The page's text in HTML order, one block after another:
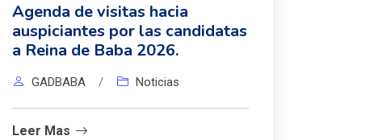
Agenda de visitas hacia
auspiciantes por las candidatas
a Reina de Baba 2026.
GADBABA / Noticias
Leer Mas